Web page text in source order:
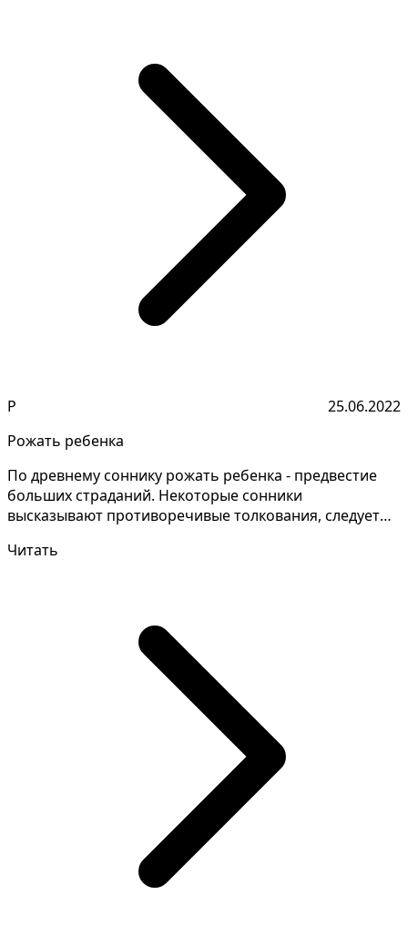
Р
25.06.2022
Рожать ребенка
По древнему соннику рожать ребенка - предвестие
больших страданий. Некоторые сонники
высказывают противоречивые толкования, следует
Читать